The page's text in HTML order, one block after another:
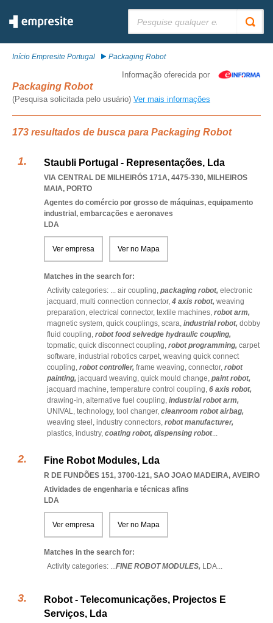
Início Empresite Portugal Packaging Robot
Informação oferecida por
Packaging Robot
(Pesquisa solicitada pelo usuário) Ver mais informações
173 resultados de busca para Packaging Robot
Staubli Portugal - Representações, Lda
VIA CENTRAL DE MILHEIRÓS 171A, 4475-330, MILHEIROS
MAIA, PORTO
Agentes do comércio por grosso de máquinas, equipamento
industrial, embarcações e aeronaves
LDA
Ver empresa Ver no Mapa
Matches in the search for:
Activity categories: ... air coupling, packaging robot, electronic
jacquard, multi connection connector, 4 axis robot, weaving
preparation, electrical connector, textile machines, robot arm,
magnetic system, quick couplings, scara, industrial robot, dobby
fluid coupling, robot food selvedge hydraulic coupling,
topmatic, quick disconnect coupling, robot programming, carpet
software, industrial robotics carpet, weaving quick connect
coupling, robot controller, frame weaving, connector, robot
painting, jacquard weaving, quick mould change, paint robot,
jacquard machine, temperature control coupling, 6 axis robot,
drawing-in, alternative fuel coupling, industrial robot arm,
UNIVAL, technology, tool changer, cleanroom robot airbag,
weaving steel, industry connectors, robot manufacturer,
plastics, industry, coating robot, dispensing robot...
Fine Robot Modules, Lda
R DE FUNDÕES 151, 3700-121, SAO JOAO MADEIRA, AVEIRO
Atividades de engenharia e técnicas afins
LDA
Ver empresa Ver no Mapa
Matches in the search for:
Activity categories: ...FINE ROBOT MODULES, LDA...
Robot - Telecomunicações, Projectos E
Serviços, Lda